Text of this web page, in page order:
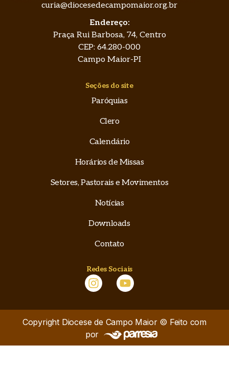
curia@diocesedecampomaior.org.br
Endereço:
Praça Rui Barbosa, 74, Centro
CEP: 64.280-000
Campo Maior-PI
Seções do site
Paróquias
Clero
Calendário
Horários de Missas
Setores, Pastorais e Movimentos
Notícias
Downloads
Contato
Redes Sociais
Copyright Diocese de Campo Maior © Feito com
por